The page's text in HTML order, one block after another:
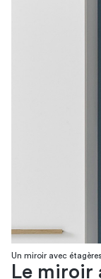
Un miroir avec
Le miroir